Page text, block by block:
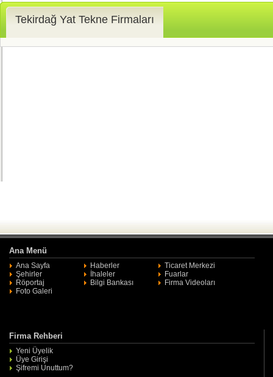
Tekirdağ Yat Tekne Firmaları
Ana Menü
Ana Sayfa Haberler
Ticaret Merkezi
Şehirler
İhaleler
Fuarlar
Röportaj
Bilgi Bankası
Firma Videoları
Foto Galeri
Firma Rehberi
Yeni Üyelik
Üye Girişi
Şifremi Unuttum?